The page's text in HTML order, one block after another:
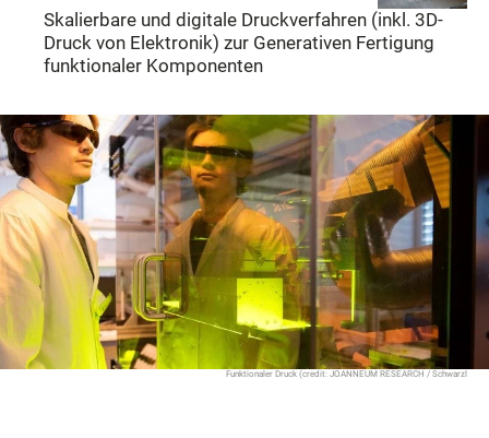
Skalierbare und digitale Druckverfahren (inkl. 3D-
Druck von Elektronik) zur Generativen Fertigung
funktionaler Komponenten
Funktionaler Druck (credit: JOANNEUM RESEARCH / Schwarzl